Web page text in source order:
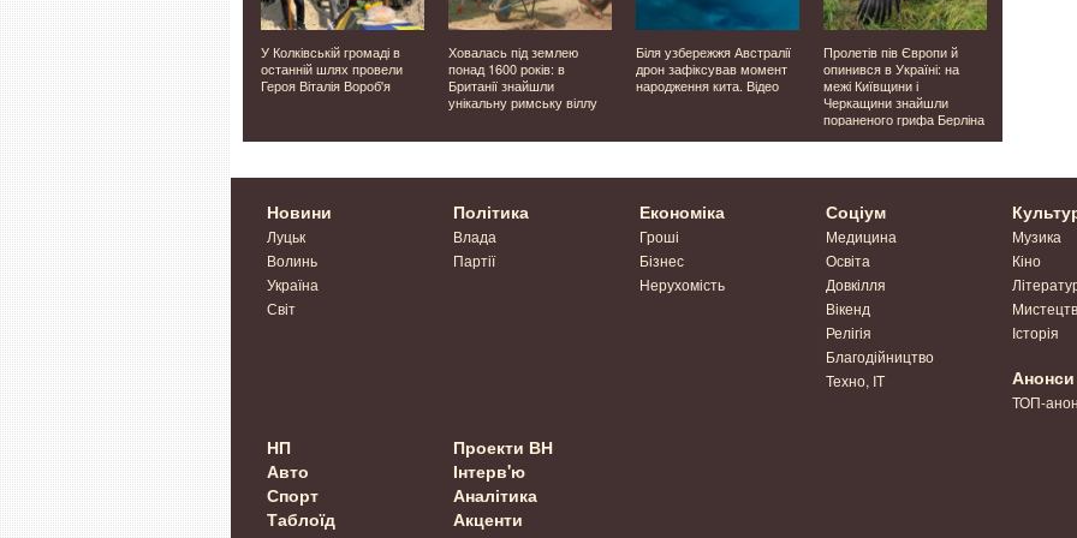
про
як
Тут добре жити. Яким має
бути житловий комплекс
У Колківській громаді в
останній шлях провели
Героя Віталія Вороб'я
Ховалась під землею
понад 1600 років: в
Британії знайшли
унікальну римську віллу
Біля узбережжя Австралії
дрон зафіксував момент
народження кита. Відео
Пролетів пів Європи й
опинився в Україні: на
межі Київщини і
Черкащини знайшли
пораненого грифа Берліна
Новини
Луцьк
Волинь
Україна
Світ
Політика
Влада
Партії
Економіка
Гроші
Бізнес
Нерухомість
Соціум
Медицина
Освіта
Довкілля
Вікенд
Релігія
Благодійництво
Техно, IT
Музика
Кіно
Історія
Анонси
ТОП-
НП
Авто
Спорт
Таблоїд
Проекти ВН
Інтерв'ю
Аналітика
Акценти